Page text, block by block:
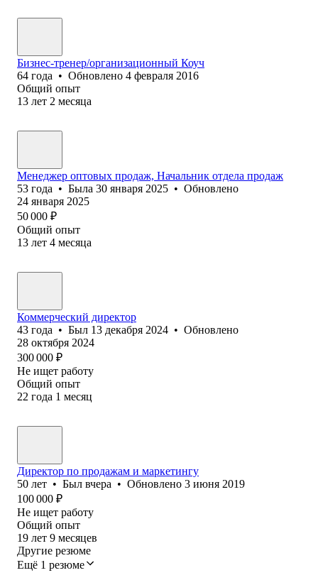
Бизнес-тренер/организационный Коуч
64 года • Обновлено 4 февраля 2016
Общий опыт
13 лет 2 месяца
Менеджер оптовых продаж, Начальник отдела продаж
53 года • Была 30 января 2025 • Обновлено
24 января 2025
50 000 ₽
Общий опыт
13 лет 4 месяца
Коммерческий директор
43 года • Был 13 декабря 2024 • Обновлено
28 октября 2024
300 000 ₽
Не ищет работу
Общий опыт
22 года 1 месяц
Директор по продажам и маркетингу
50 лет • Был вчера • Обновлено 3 июня 2019
100 000 ₽
Не ищет работу
Общий опыт
19 лет 9 месяцев
Другие резюме
Ещё 1 резюме